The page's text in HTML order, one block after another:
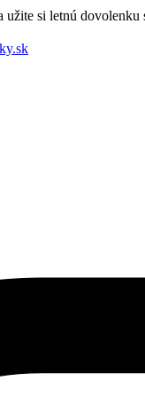
si letnú dovolenku